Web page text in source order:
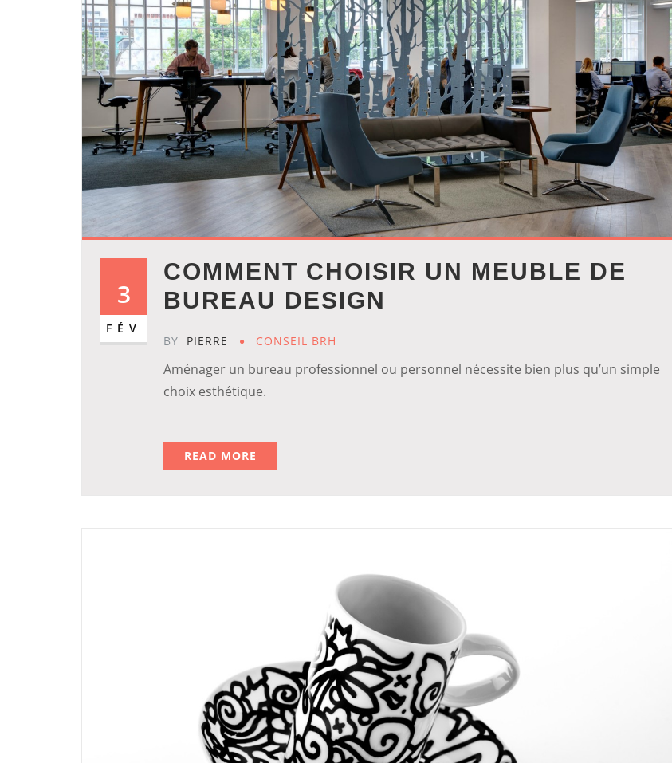
3
FÉV
COMMENT CHOISIR UN MEUBLE DE
BUREAU DESIGN
BY PIERRE CONSEIL BRH
Aménager un bureau professionnel ou personnel nécessite bien plus qu’un simple
choix esthétique.
READ MORE